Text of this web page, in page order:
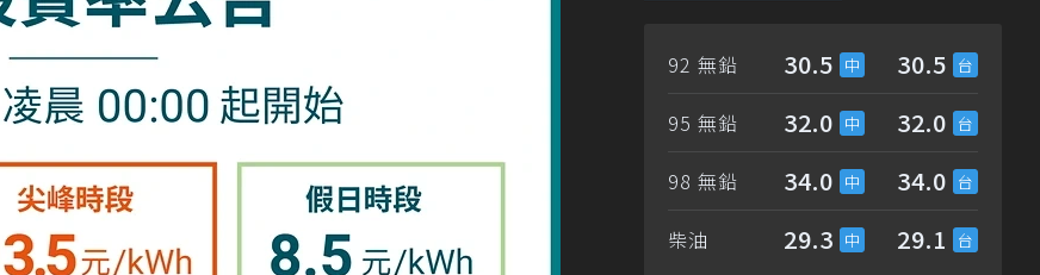
92 無鉛 30.5 30.5
95 無鉛 32.0 32.0
98 無鉛 34.0 34.0
柴油 29.3 29.1